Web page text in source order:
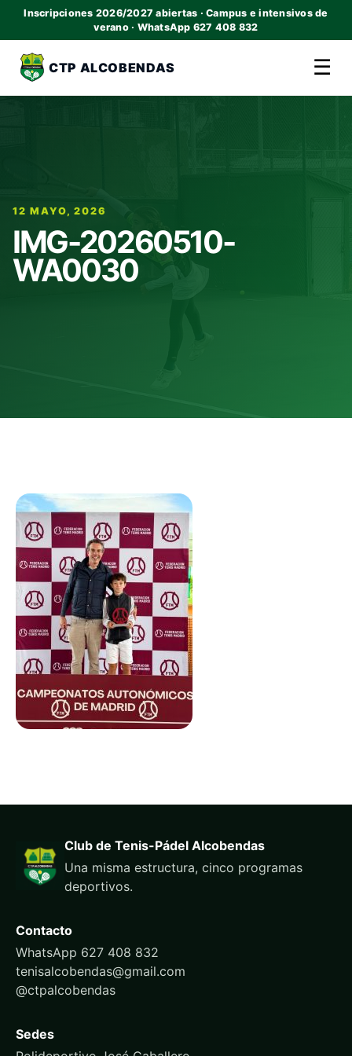
Inscripciones 2026/2027 abiertas · Campus e intensivos de
verano · WhatsApp 627 408 832
CTP ALCOBENDAS ☰
12 MAYO, 2026
IMG-20260510-
WA0030
Club de Tenis-Pádel Alcobendas
Una misma estructura, cinco programas
deportivos.
Contacto
WhatsApp 627 408 832
tenisalcobendas@gmail.com
@ctpalcobendas
Sedes